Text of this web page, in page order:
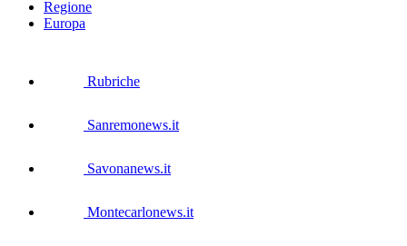
Regione
Europa
Rubriche
Sanremonews.it
Savonanews.it
Montecarlonews.it